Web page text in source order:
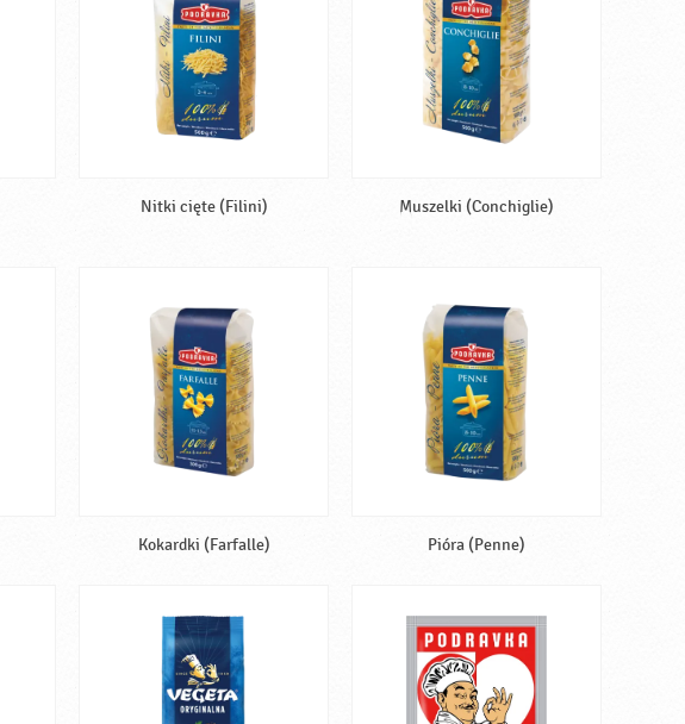
Nitki cięte (Filini) Muszelki (Conchiglie)
Kokardki (Farfalle) Pióra (Penne)